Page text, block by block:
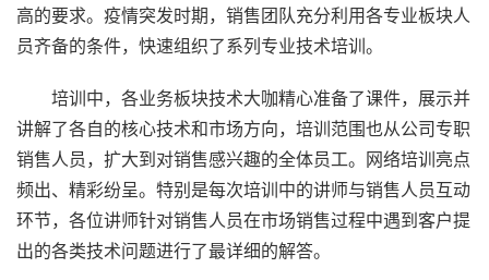
高的要求。疫情突发时期，销售团队充分利用各专业板块人
员齐备的条件，快速组织了系列专业技术培训。
培训中，各业务板块技术大咖精心准备了课件，展示并
讲解了各自的核心技术和市场方向，培训范围也从公司专职
销售人员，扩大到对销售感兴趣的全体员工。网络培训亮点
频出、精彩纷呈。特别是每次培训中的讲师与销售人员互动
环节，各位讲师针对销售人员在市场销售过程中遇到客户提
出的各类技术问题进行了最详细的解答。